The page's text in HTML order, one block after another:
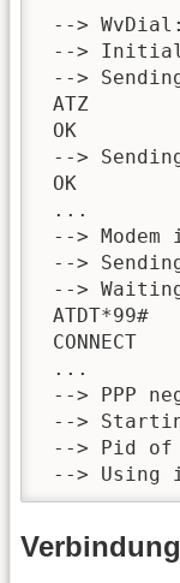
-->
-->
-->
ATZ
OK
-->
OK
...
-->
-->
-->
ATDT*99#
CONNECT
...
--> PPP
-->
--> Pid of
--> Using